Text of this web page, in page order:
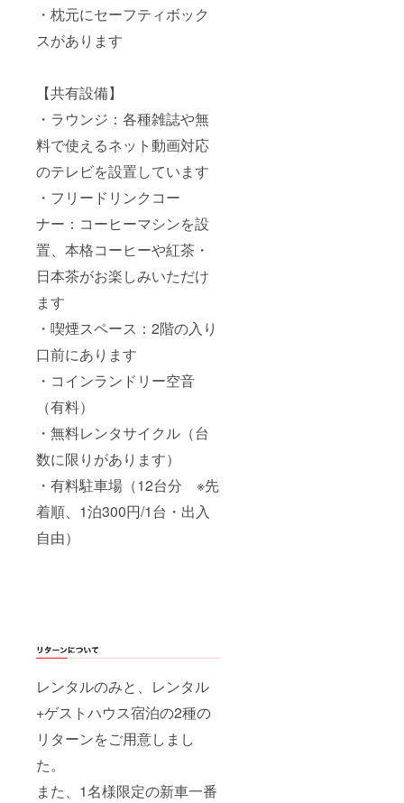
・枕元にセーフティボック
スがあります
【共有設備】
・ラウンジ：各種雑誌や無
料で使えるネット動画対応
のテレビを設置しています
・フリードリンクコー
ナー：コーヒーマシンを設
置、本格コーヒーや紅茶・
日本茶がお楽しみいただけ
ます
・喫煙スペース：2階の入り
口前にあります
・コインランドリー空音
（有料）
・無料レンタサイクル（台
数に限りがあります）
・有料駐車場（12台分 ※先
着順、1泊300円/1台・出入
自由）
レンタルのみと、レンタル
+ゲストハウス宿泊の2種の
リターンをご用意しまし
た。
また、1名様限定の新車一番